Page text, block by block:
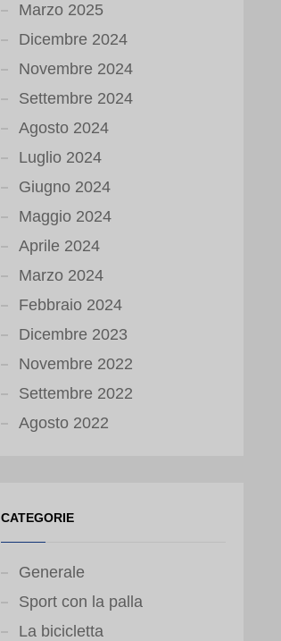
Marzo 2025
Dicembre 2024
Novembre 2024
Settembre 2024
Agosto 2024
Luglio 2024
Giugno 2024
Maggio 2024
Aprile 2024
Marzo 2024
Febbraio 2024
Dicembre 2023
Novembre 2022
Settembre 2022
Agosto 2022
CATEGORIE
Generale
Sport con la palla
La bicicletta